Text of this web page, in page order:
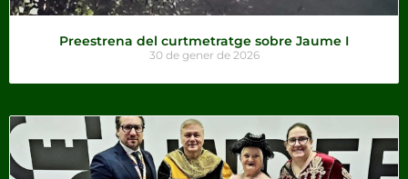
Preestrena del curtmetratge sobre Jaume I
30 de gener de 2026